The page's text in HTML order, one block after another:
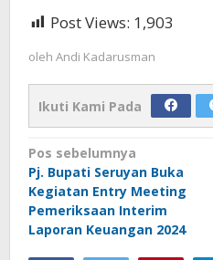
Post Views: 1,903
oleh Andi Kadarusman
Ikuti Kami Pada
Navigasi
pos
Pos sebelumnya
Pj. Bupati Seruyan Buka
Kegiatan Entry Meeting
Pemeriksaan Interim
Laporan Keuangan 2024